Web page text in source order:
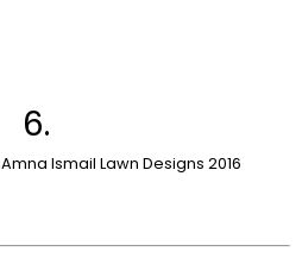
6.
Amna Ismail Lawn Designs 2016